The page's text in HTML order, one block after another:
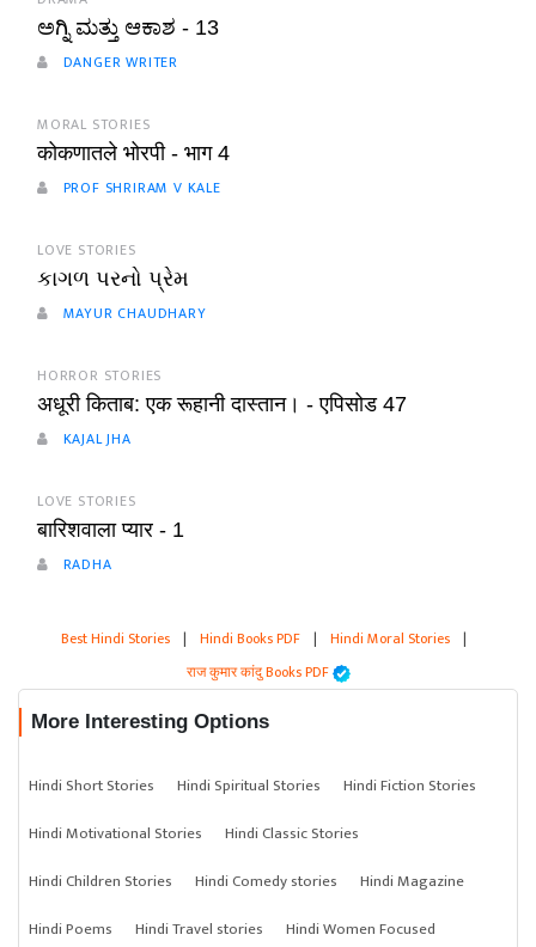
ಅಗ್ನಿ ಮತ್ತು ಆಕಾಶ - 13
DANGER WRITER
MORAL STORIES
कोकणातले भोरपी - भाग 4
PROF SHRIRAM V KALE
LOVE STORIES
કાગળ પરનો પ્રેમ
MAYUR CHAUDHARY
HORROR STORIES
अधूरी किताब: एक रूहानी दास्तान। - एपिसोड 47
KAJAL JHA
LOVE STORIES
बारिशवाला प्यार - 1
RADHA
Best Hindi Stories | Hindi Books PDF | Hindi Moral Stories |
राज कुमार कांदु Books PDF
More Interesting Options
Hindi Short Stories Hindi Spiritual Stories
Hindi Fiction Stories
Hindi Motivational Stories
Hindi Classic Stories
Hindi Children Stories
Hindi Comedy stories
Hindi Magazine
Hindi Poems
Hindi Travel stories
Hindi Women Focused